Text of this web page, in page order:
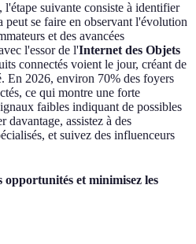
suivante consiste à identifier
peut se faire en observant l'évolution
et des avancées
l'essor de l'Internet des Objets
connectés voient le jour, créant de
En 2026, environ 70% des foyers
ce qui montre une forte
faibles indiquant de possibles
davantage, assistez à des
et suivez des influenceurs
et minimisez les